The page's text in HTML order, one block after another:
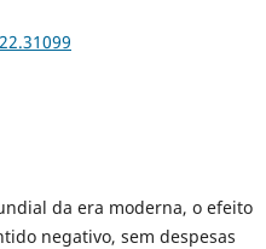
da era moderna, o efeito
negativo, sem despesas